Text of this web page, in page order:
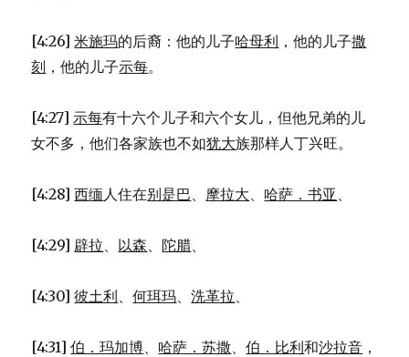
[4:26]米施玛的后裔：他的儿子哈母利 ，他的儿子撒
刻 ，他的儿子示每。
[4:27]示每有十六个儿子和六个女儿，但他兄弟的儿
女不多，他们各家族也不如犹大族那样人丁兴旺。
[4:28]西缅人住在别是巴、 摩拉大、 哈萨．书亚 、
[4:29] 辟拉、 以森、 陀腊、
[4:30]彼土利、何珥玛、洗革拉、
[4:31]伯．玛加博、 哈萨．苏撒、伯．比利和沙拉音 ，